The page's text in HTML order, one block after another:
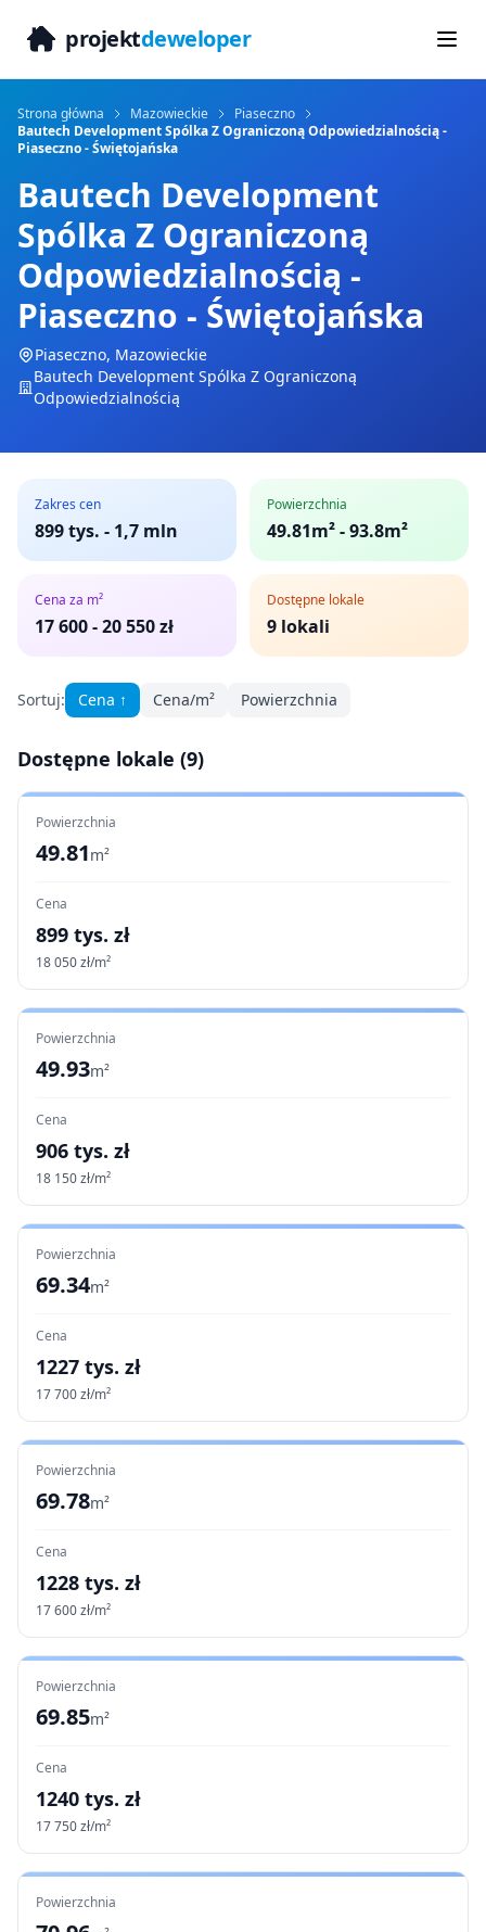
projektdeweloper
Strona główna Mazowieckie
Piaseczno
Bautech Development Spólka Z Ograniczoną Odpowiedzialnością -
Piaseczno - Świętojańska
Bautech Development
Spólka Z Ograniczoną
Odpowiedzialnością -
Piaseczno - Świętojańska
Piaseczno, Mazowieckie
Bautech Development Spólka Z Ograniczoną
Odpowiedzialnością
Zakres cen
899 tys. - 1,7 mln
Powierzchnia
49.81m² - 93.8m²
Cena za m²
17 600-20 550zł
Dostępne lokale
9 lokali
Sortuj: Cena ↑ Cena/m² Powierzchnia
Dostępne lokale (9)
Powierzchnia
49.81m²
Cena
899 tys. zł
18 050zł/m²
Powierzchnia
49.93m²
Cena
906 tys. zł
18 150zł/m²
Powierzchnia
69.34m²
Cena
1227 tys. zł
17 700zł/m²
Powierzchnia
69.78m²
Cena
1228 tys. zł
17 600zł/m²
Powierzchnia
69.85m²
Cena
1240 tys. zł
17 750zł/m²
Powierzchnia